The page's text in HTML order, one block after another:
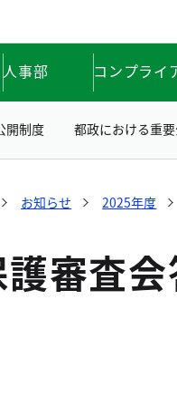
人事部 コンプライ
開制度 都政における重
お知らせ 2025年度
審査